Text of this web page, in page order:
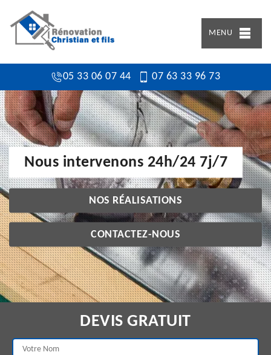
MENU
05 33 06 07 44 07 63 33 96 73
Nous intervenons 24h/24 7j/7
NOS RÉALISATIONS
CONTACTEZ-NOUS
DEVIS GRATUIT